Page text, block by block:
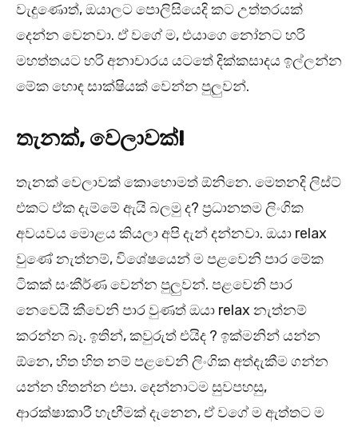
වැදුණොත්, ඔයාලට පොලිසියෙදි කට උත්තරයක්
දෙන්න වෙනවා. ඒ වගේ ම, එයාගෙ නෝනට හරි
මහත්තයට හරි අනාචාරය යටතේ දික්කසාදය ඉල්ලන්න
මේක හොඳ සාක්ෂියක් වෙන්න පුලුවන්.
තැනක්, වෙලාවක්!
තැනක් වෙලාවක් කොහොමත් ඕනිනෙ. මෙතනදි ලිස්ට්
එකට ඒක දැම්මේ ඇයි බලමු ද? ප්‍රධානතම ලිංගික
අවයවය මොළය කියලා අපි දැන් දන්නවා. ඔයා relax
වුණේ නැත්නම්, විශේෂයෙන් ම පළවෙනි පාර මේක
ටිකක් සංකීර්ණ වෙන්න පුලුවන්. පළවෙනි පාර
නෙවෙයි කීවෙනි පාර වුණත් ඔයා relax නැත්නම්
කරන්න බෑ. ඉතින්, කවුරුත් එයිද ? ඉක්මනින් යන්න
ඕනෙ, හිත හිත නම් පළවෙනි ලිංගික අත්දැකීම ගන්න
යන්න හිතන්න එපා. දෙන්නාටම සුවපහසු,
ආරක්ෂාකාරී හැඟීමක් දැනෙන, ඒ වගේ ම ඇත්තට ම